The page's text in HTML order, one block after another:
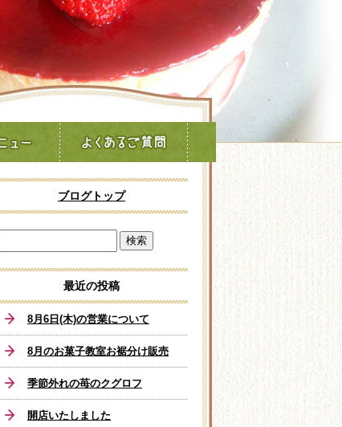
ブログトップ
最近の投稿
8月6日(木)の営業について
8月のお菓子教室お裾分け販売
季節外れの苺のクグロフ
開店いたしました